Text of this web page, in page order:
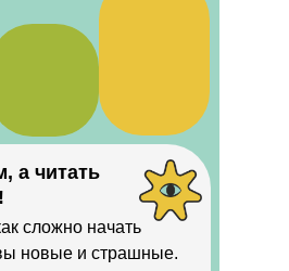
сложно начать
новые и страшные.
а читать